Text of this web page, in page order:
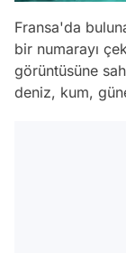
Fransa'da
bir numarayı
görüntüsüne
deniz, kum,